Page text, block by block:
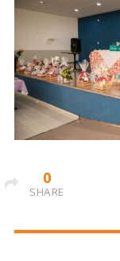
0
SHARE